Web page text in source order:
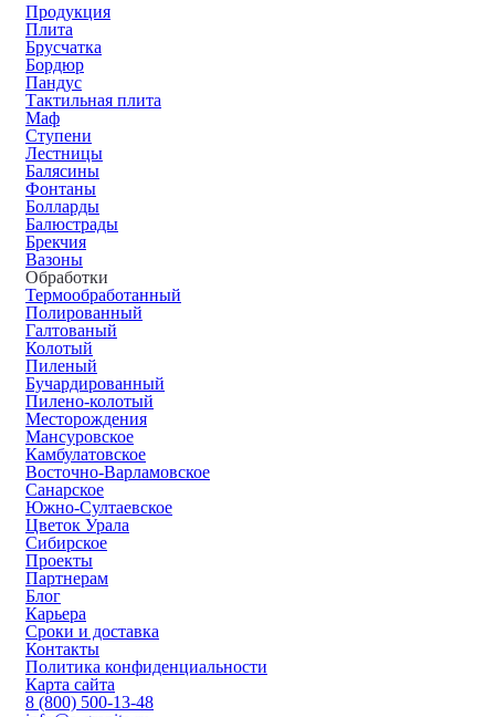
Продукция
Плита
Брусчатка
Бордюр
Пандус
Тактильная плита
Маф
Ступени
Лестницы
Балясины
Фонтаны
Болларды
Балюстрады
Брекчия
Вазоны
Обработки
Термообработанный
Полированный
Галтованый
Колотый
Пиленый
Бучардированный
Пилено-колотый
Месторождения
Мансуровское
Камбулатовское
Восточно-Варламовское
Санарское
Южно-Султаевское
Цветок Урала
Сибирское
Проекты
Партнерам
Блог
Карьера
Сроки и доставка
Контакты
Политика конфиденциальности
Карта сайта
8 (800) 500-13-48